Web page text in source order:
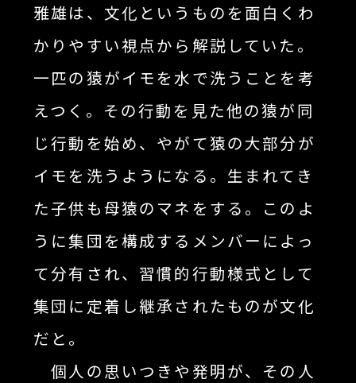
雅雄は、文化というものを面白くわ
かりやすい視点から解説していた。
一匹の猿がイモを水で洗うことを考
えつく。その行動を見た他の猿が同
じ行動を始め、やがて猿の大部分が
イモを洗うようになる。生まれてき
た子供も母猿のマネをする。このよ
うに集団を構成するメンバーによっ
て分有され、習慣的行動様式として
集団に定着し継承されたものが文化
だと。
個人の思いつきや発明が、その人